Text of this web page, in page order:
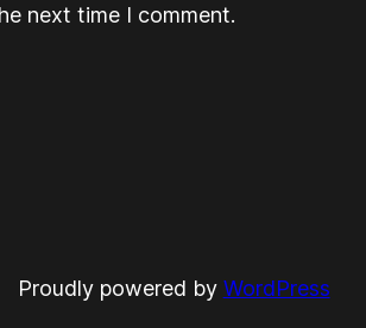
next time I comment.
Proudly powered by WordPress